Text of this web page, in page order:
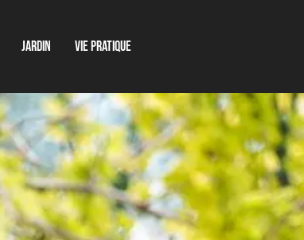
Jardin Vie pratique